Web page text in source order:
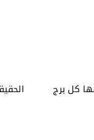
كل برج